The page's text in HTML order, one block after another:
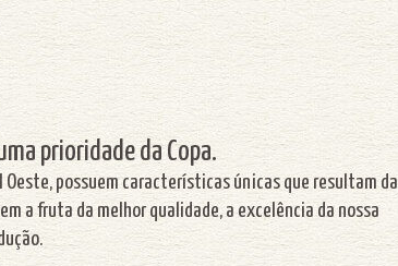
prioridade da Copa.
possuem características únicas que resultam da
a fruta da melhor qualidade, a excelência da nossa